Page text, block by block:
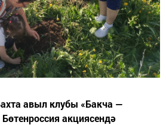
авыл клубы «Бакча —
акциясендә